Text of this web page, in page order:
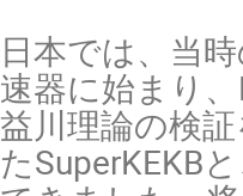
日本では、当
速器に始まり
益川理論の検
たSuperKEKB